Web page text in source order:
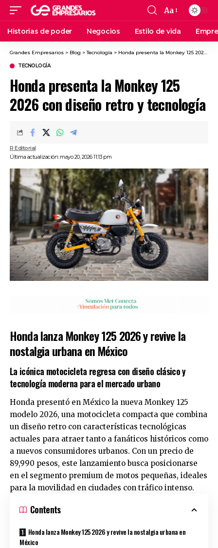
Aa
Historias de poder Negocios Estilo de vida
Grandes Empresarios > Blog >Tecnología > Honda presenta la Monkey 125 2026 con diseño retro y tecnología
TECNOLOGÍA
Honda presenta la Monkey 125
2026 con diseño retro y tecnología
Última actualización: mayo 20, 2026 11:13 pm
R Editorial
Honda lanza Monkey 125 2026 y revive la
nostalgia urbana en México
La icónica motocicleta regresa con diseño clásico y
tecnología moderna para el mercado urbano
Honda presentó en México la nueva Monkey 125
modelo 2026, una motocicleta compacta que combina
un diseño retro con características tecnológicas
actuales para atraer tanto a fanáticos históricos como
a nuevos consumidores urbanos. Con un precio de
89,990 pesos, este lanzamiento busca posicionarse
en el segmento premium de motos pequeñas, ideales
para la movilidad en ciudades con tráfico intenso.
Contents
Honda lanza Monkey 125 2026 y revive la nostalgia urbana en
México